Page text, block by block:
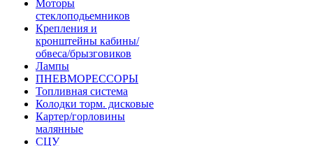
Моторы
стеклоподьемников
Крепления и
кронштейны кабины/
обвеса/брызговиков
Лампы
ПНЕВМОРЕССОРЫ
Топливная система
Колодки торм. дисковые
Картер/горловины
малянные
СЦУ